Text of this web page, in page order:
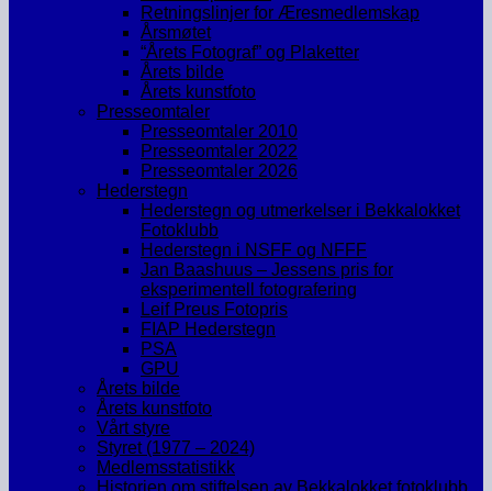
Retningslinjer for Æresmedlemskap
Årsmøtet
“Årets Fotograf” og Plaketter
Årets bilde
Årets kunstfoto
Presseomtaler
Presseomtaler 2010
Presseomtaler 2022
Presseomtaler 2026
Hederstegn
Hederstegn og utmerkelser i Bekkalokket
Fotoklubb
Hederstegn i NSFF og NFFF
Jan Baashuus – Jessens pris for
eksperimentell fotografering
Leif Preus Fotopris
FIAP Hederstegn
PSA
GPU
Årets bilde
Årets kunstfoto
Vårt styre
Styret (1977 – 2024)
Medlemsstatistikk
Historien om stiftelsen av Bekkalokket fotoklubb